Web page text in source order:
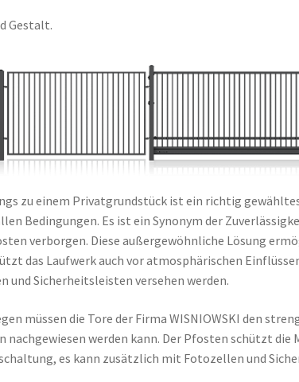
Gestalt.
zu einem Privatgrundstück ist ein richtig
Bedingungen. Es ist ein Synonym der
verborgen. Diese außergewöhnliche Lösung
das Laufwerk auch vor atmosphärischen
und Sicherheitsleisten versehen werden.
müssen die Tore der Firma WISNIOWSKI den
werden kann. Der Pfosten schützt die
es kann zusätzlich mit Fotozellen und